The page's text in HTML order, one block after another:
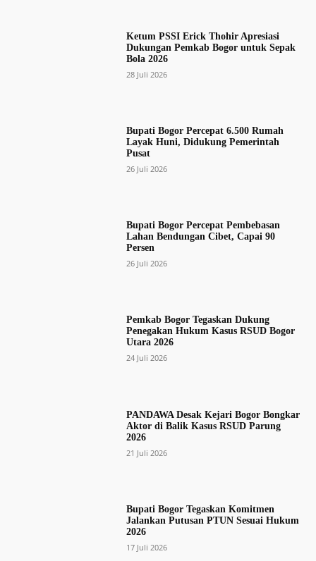
Ketum PSSI Erick Thohir Apresiasi
Dukungan Pemkab Bogor untuk Sepak
Bola 2026
28 Juli 2026
Bupati Bogor Percepat 6.500 Rumah
Layak Huni, Didukung Pemerintah
Pusat
26 Juli 2026
Bupati Bogor Percepat Pembebasan
Lahan Bendungan Cibet, Capai 90
Persen
26 Juli 2026
Pemkab Bogor Tegaskan Dukung
Penegakan Hukum Kasus RSUD Bogor
Utara 2026
24 Juli 2026
PANDAWA Desak Kejari Bogor Bongkar
Aktor di Balik Kasus RSUD Parung
2026
21 Juli 2026
Bupati Bogor Tegaskan Komitmen
Jalankan Putusan PTUN Sesuai Hukum
2026
17 Juli 2026